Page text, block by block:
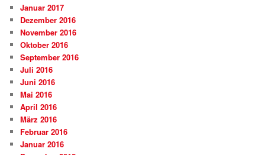
Januar 2017
Dezember 2016
November 2016
Oktober 2016
September 2016
Juli 2016
Juni 2016
Mai 2016
April 2016
März 2016
Februar 2016
Januar 2016